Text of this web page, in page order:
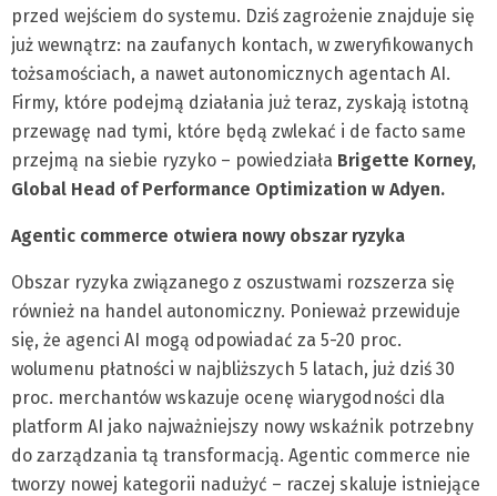
przed wejściem do systemu. Dziś zagrożenie znajduje się
już wewnątrz: na zaufanych kontach, w zweryfikowanych
tożsamościach, a nawet autonomicznych agentach AI.
Firmy, które podejmą działania już teraz, zyskają istotną
przewagę nad tymi, które będą zwlekać i de facto same
przejmą na siebie ryzyko – powiedziała Brigette Korney,
Global Head of Performance Optimization w Adyen.
Agentic commerce otwiera nowy obszar ryzyka
Obszar ryzyka związanego z oszustwami rozszerza się
również na handel autonomiczny. Ponieważ przewiduje
się, że agenci AI mogą odpowiadać za 5-20 proc.
wolumenu płatności w najbliższych 5 latach, już dziś 30
proc. merchantów wskazuje ocenę wiarygodności dla
platform AI jako najważniejszy nowy wskaźnik potrzebny
do zarządzania tą transformacją. Agentic commerce nie
tworzy nowej kategorii nadużyć – raczej skaluje istniejące